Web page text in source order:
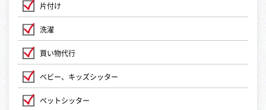
片付け
洗濯
買い物代行
ベビー、キッズシッター
ペットシッター